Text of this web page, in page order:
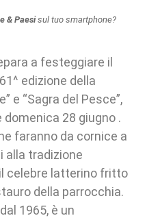
& Paesisul tuo smartphone?
a festeggiare il
edizione della
e “Sagra del Pesce”,
28 giugno .
faranno da cornice a
alla tradizione
celebre latterino fritto
della parrocchia.
1965, è un